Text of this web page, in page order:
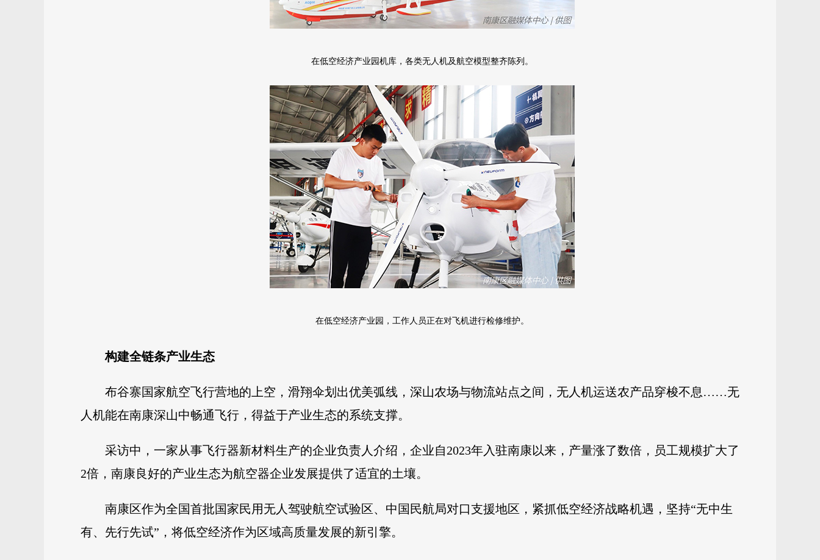
在低空经济产业园机库，各类无人机及航空模型整齐陈列。
在低空经济产业园，工作人员正在对飞机进行检修维护。
构建全链条产业生态
布谷寨国家航空飞行营地的上空，滑翔伞划出优美弧线，深山农场与物流站点之间，无人机运送农产品穿梭不息……无
人机能在南康深山中畅通飞行，得益于产业生态的系统支撑。
采访中，一家从事飞行器新材料生产的企业负责人介绍，企业自2023年入驻南康以来，产量涨了数倍，员工规模扩大了
2倍，南康良好的产业生态为航空器企业发展提供了适宜的土壤。
南康区作为全国首批国家民用无人驾驶航空试验区、中国民航局对口支援地区，紧抓低空经济战略机遇，坚持“无中生
有、先行先试”，将低空经济作为区域高质量发展的新引擎。